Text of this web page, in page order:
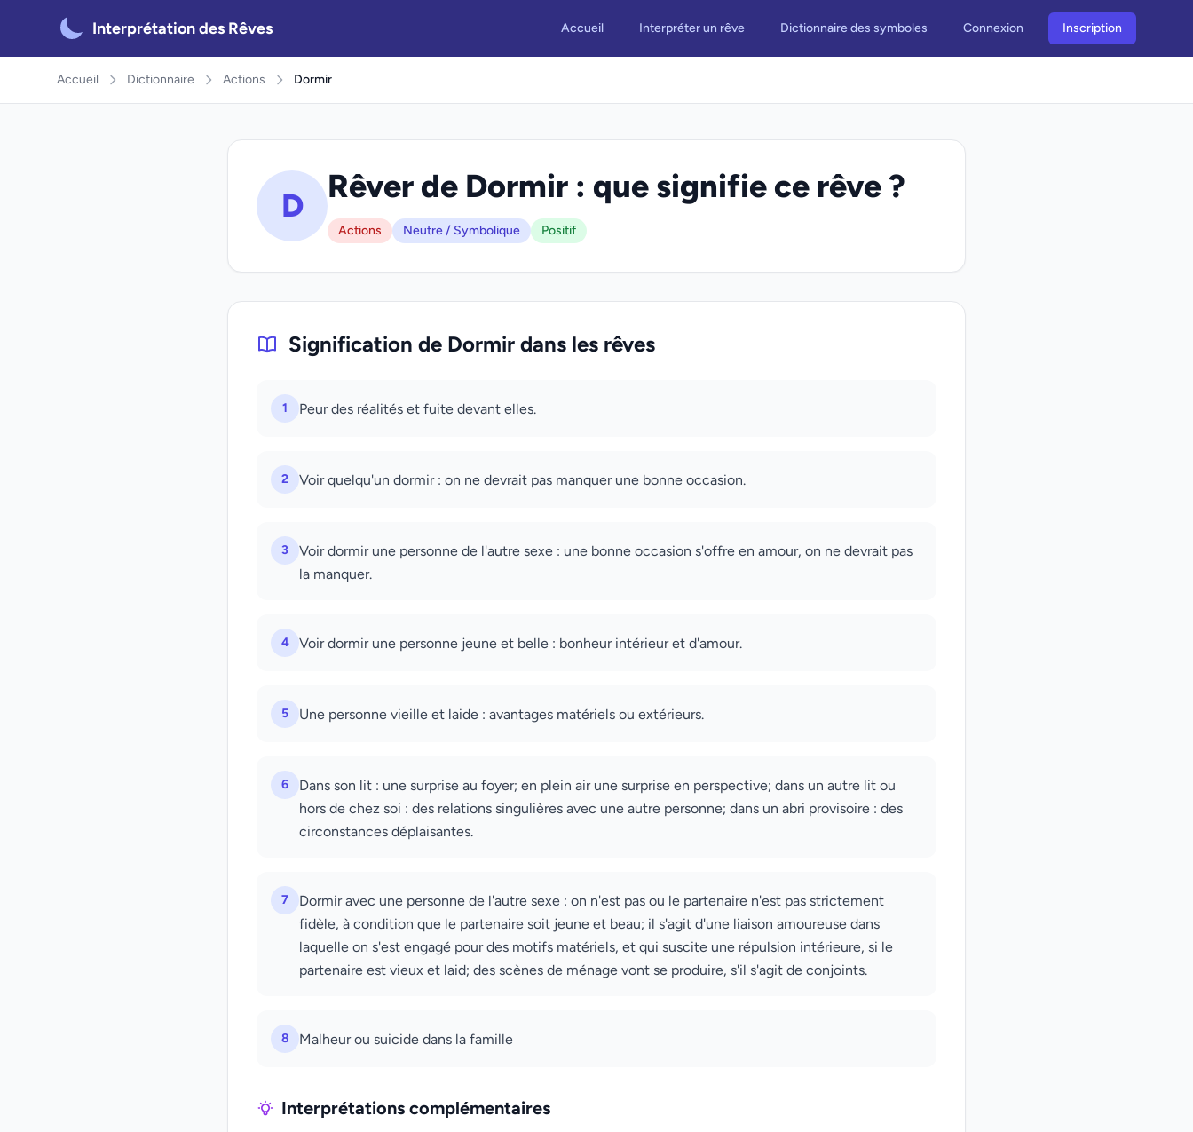
Interprétation des Rêves Accueil Interpréter un rêve Dictionnaire des symboles Connexion Inscription
Accueil Dictionnaire Actions Dormir
D
Rêver de Dormir : que signifie ce rêve ?
Actions Neutre / Symbolique Positif
Signification de Dormir dans les rêves
1 Peur des réalités et fuite devant elles.
2 Voir quelqu'un dormir : on ne devrait pas manquer une bonne occasion.
3
Voir dormir une personne de l'autre sexe : une bonne occasion s'offre en amour, on ne devrait pas
la manquer.
4 Voir dormir une personne jeune et belle : bonheur intérieur et d'amour.
5 Une personne vieille et laide : avantages matériels ou extérieurs.
6
Dans son lit : une surprise au foyer; en plein air une surprise en perspective; dans un autre lit ou
hors de chez soi : des relations singulières avec une autre personne; dans un abri provisoire : des
circonstances déplaisantes.
7
Dormir avec une personne de l'autre sexe : on n'est pas ou le partenaire n'est pas strictement
fidèle, à condition que le partenaire soit jeune et beau; il s'agit d'une liaison amoureuse dans
laquelle on s'est engagé pour des motifs matériels, et qui suscite une répulsion intérieure, si le
partenaire est vieux et laid; des scènes de ménage vont se produire, s'il s'agit de conjoints.
8 Malheur ou suicide dans la famille
Interprétations complémentaires